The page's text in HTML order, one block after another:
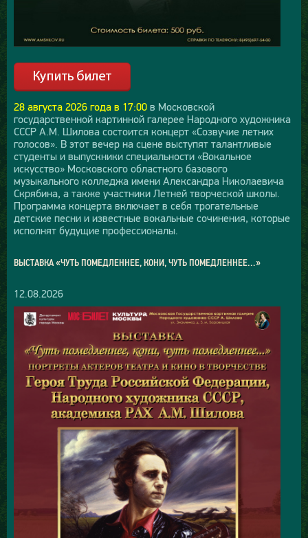
28 августа 2026 года в 17:00 в Московской
государственной картинной галерее Народного художника
СССР А.М. Шилова состоится концерт «Созвучие летних
голосов». В этот вечер на сцене выступят талантливые
студенты и выпускники специальности «Вокальное
искусство» Московского областного базового
музыкального колледжа имени Александра Николаевича
Скрябина, а также участники Летней творческой школы.
Программа концерта включает в себя трогательные
детские песни и известные вокальные сочинения, которые
исполнят будущие профессионалы.
ВЫСТАВКА «ЧУТЬ ПОМЕДЛЕННЕЕ, КОНИ, ЧУТЬ ПОМЕДЛЕННЕЕ…»
12.08.2026